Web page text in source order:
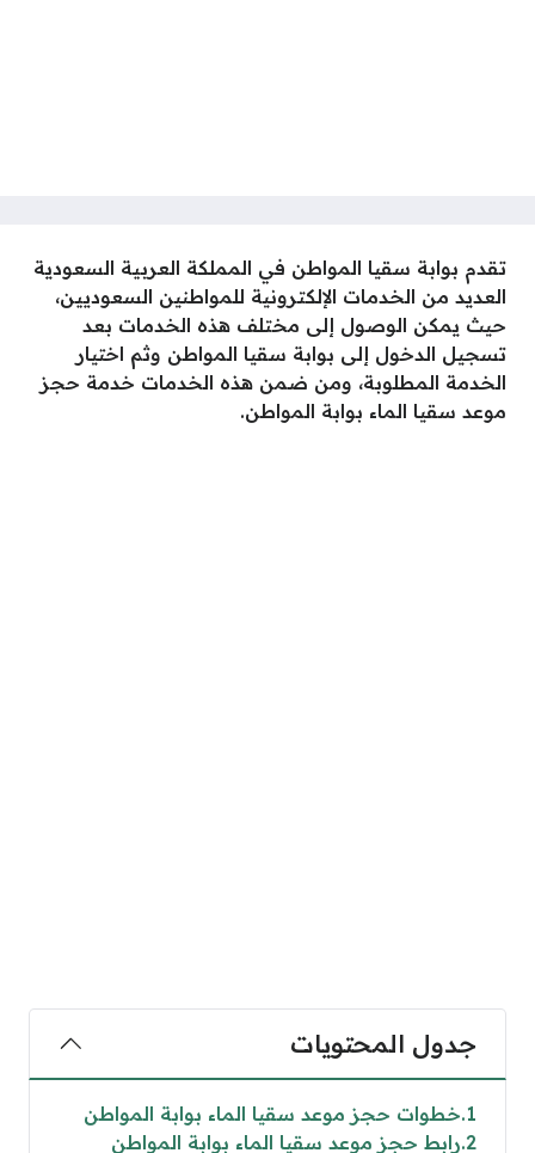
تقدم بوابة سقيا المواطن في المملكة العربية السعودية
العديد من الخدمات الإلكترونية للمواطنين السعوديين،
حيث يمكن الوصول إلى مختلف هذه الخدمات بعد
تسجيل الدخول إلى بوابة سقيا المواطن وثم اختيار
الخدمة المطلوبة، ومن ضمن هذه الخدمات خدمة حجز
موعد سقيا الماء بوابة المواطن.
جدول المحتويات
1 خطوات حجز موعد سقيا الماء بوابة المواطن
2 رابط حجز موعد سقيا الماء بوابة المواطن